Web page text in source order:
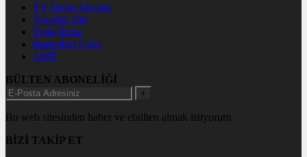
TV Yayın Akışları
Yazarlar Site
Tenis İddaa
Basketbol Canlı
AMP
BÜLTEN ABONELİĞİ
+
Bu web sitesinden haber ve ebülten almak istiyorum
BİZİ TAKİP ET